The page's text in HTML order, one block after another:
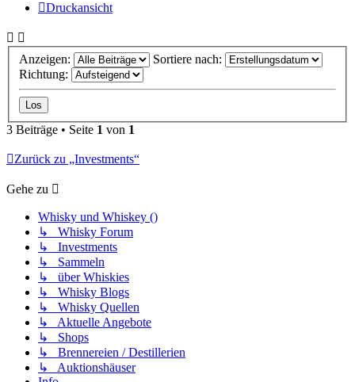
Druckansicht
Anzeigen:
Sortiere nach:
Richtung:
3 Beiträge • Seite 1 von 1
Zurück zu „Investments“
Gehe zu
Whisky und Whiskey ()
↳ Whisky Forum
↳ Investments
↳ Sammeln
↳ über Whiskies
↳ Whisky Blogs
↳ Whisky Quellen
↳ Aktuelle Angebote
↳ Shops
↳ Brennereien / Destillerien
↳ Auktionshäuser